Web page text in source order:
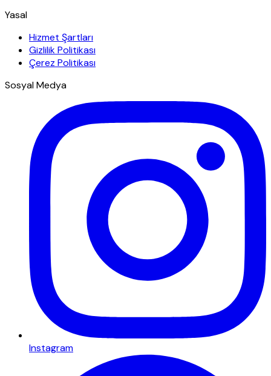
Yasal
Hizmet Şartları
Gizlilik Politikası
Çerez Politikası
Sosyal Medya
Instagram